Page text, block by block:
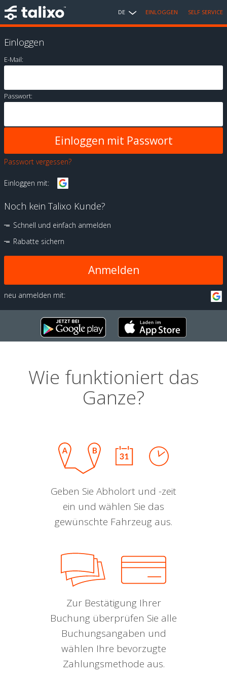
DE EINLOGGEN SELF SERVICE
Einloggen
E-Mail:
Passwort:
Passwort vergessen?
Einloggen mit:
Noch kein Talixo Kunde?
Schnell und einfach anmelden
Rabatte sichern
Anmelden
neu anmelden mit:
Wie funktioniert das
Ganze?
Geben Sie Abholort und -zeit
ein und wählen Sie das
gewünschte Fahrzeug aus.
Zur Bestätigung Ihrer
Buchung überprüfen Sie alle
Buchungsangaben und
wählen Ihre bevorzugte
Zahlungsmethode aus.